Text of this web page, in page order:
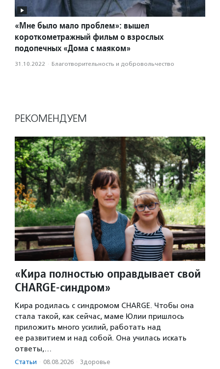
«Мне было мало проблем»: вышел
короткометражный фильм о взрослых
подопечных «Дома с маяком»
31.10.2022 · Благотвори­тель­ность и доброволь­чест­во
РЕКОМЕНДУЕМ
«Кира полностью оправдывает свой
CHARGE-синдром»
Кира родилась с синдромом CHARGE. Чтобы она
стала такой, как сейчас, маме Юлии пришлось
приложить много усилий, работать над
ее развитием и над собой. Она училась искать
ответы,…
Статьи · 08.08.2026 · Здоровье